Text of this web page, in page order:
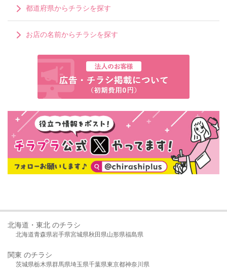
都道府県からチラシを探す
お店の名前からチラシを探す
北海道・東北 のチラシ
北海道青森県岩手県宮城県秋田県山形県福島県
関東 のチラシ
茨城県栃木県群馬県埼玉県千葉県東京都神奈川県